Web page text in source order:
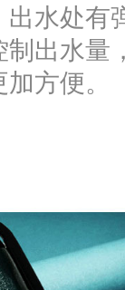
水处有
出水量
方便。